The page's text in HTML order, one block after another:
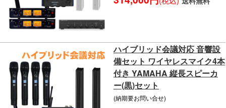
ハイブリッド会議対応 音響設
備セット ワイヤレスマイク4本
付き YAMAHA 縦長スピーカ
ー(黒)セット
(納期要お問い合せ)